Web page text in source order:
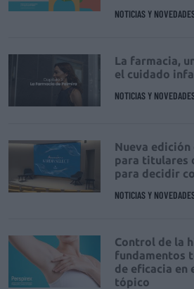
NOTICIAS Y
La farmacia,
el cuidado
NOTICIAS Y
Nueva edición
para titulares
para decidir
NOTICIAS Y
Control de la
fundamentos
de eficacia
tópico